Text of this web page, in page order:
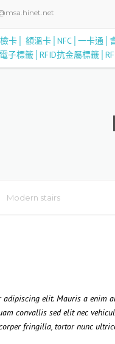
Modern stairs
adipiscing elit. Mauris a enim
convallis sed elit nec
fringilla, tortor nunc